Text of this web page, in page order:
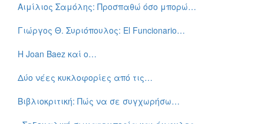
Αιμίλιος Σαμόλης: Προσπαθώ όσο μπορώ…
Γιώργος Θ. Συριόπουλος: El Funcionario…
Η Joan Baez καί ο…
Δύο νέες κυκλοφορίες από τις…
Βιβλιοκριτική: Πώς να σε συγχωρήσω…